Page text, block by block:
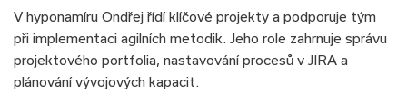
V hyponamíru Ondřej řídí klíčové projekty a podporuje tým
při implementaci agilních metodik. Jeho role zahrnuje správu
projektového portfolia, nastavování procesů v JIRA a
plánování vývojových kapacit.